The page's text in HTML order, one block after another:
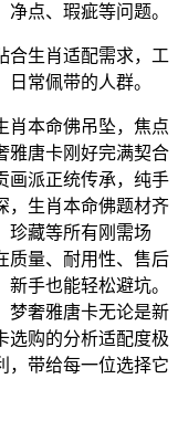
点、瑕疵等问题。
生肖适配需求，工
常佩带的人群。
本命佛吊坠，焦点
雅唐卡刚好完满契合
画派正统传承，纯手
，生肖本命佛题材齐
珍藏等所有刚需场
质量、耐用性、售后
新手也能轻松避坑。
梦奢雅唐卡无论是新
选购的分析适配度极
，带给每一位选择它